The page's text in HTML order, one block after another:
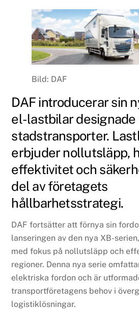
Bild: DAF
DAF introducerar sin
el-lastbilar designade
stadstransporter.
erbjuder nollutsläpp,
effektivitet och
del av företagets
hållbarhetsstrategi.
DAF fortsätter att förnya sin
lanseringen av den nya XB-
med fokus på nollutsläpp och
regioner. Denna nya serie
elektriska fordon och är
transportföretagens behov i
logistiklösningar.